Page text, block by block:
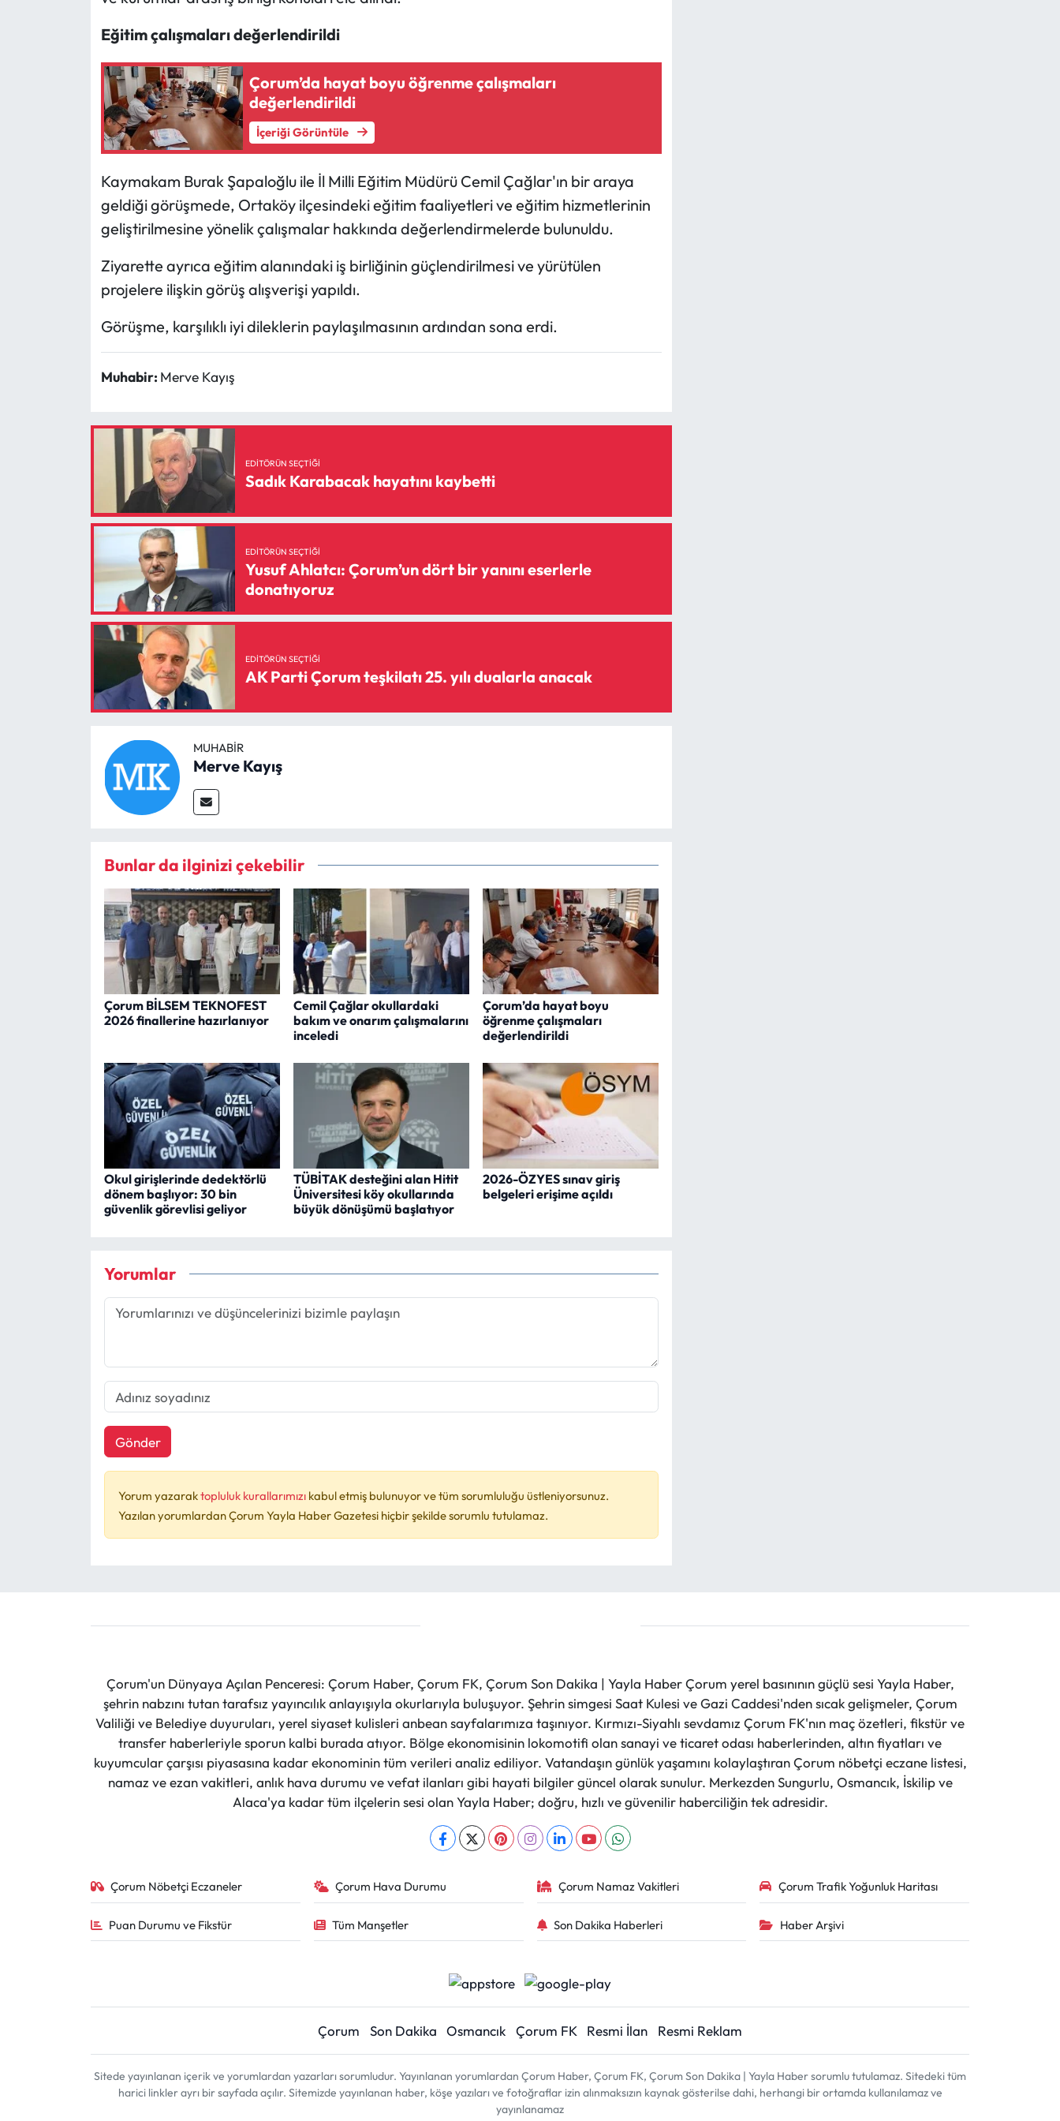
Eğitim çalışmaları değerlendirildi
Çorum’da hayat boyu öğrenme çalışmaları
değerlendirildi
İçeriği Görüntüle
Kaymakam Burak Şapaloğlu ile İl Milli Eğitim Müdürü Cemil Çağlar'ın bir araya
geldiği görüşmede, Ortaköy ilçesindeki eğitim faaliyetleri ve eğitim hizmetlerinin
geliştirilmesine yönelik çalışmalar hakkında değerlendirmelerde bulunuldu.
Ziyarette ayrıca eğitim alanındaki iş birliğinin güçlendirilmesi ve yürütülen
projelere ilişkin görüş alışverişi yapıldı.
Görüşme, karşılıklı iyi dileklerin paylaşılmasının ardından sona erdi.
Muhabir: Merve Kayış
EDITÖRÜN SEÇTIĞI
Sadık Karabacak hayatını kaybetti
EDITÖRÜN SEÇTIĞI
Yusuf Ahlatcı: Çorum’un dört bir yanını eserlerle
donatıyoruz
EDITÖRÜN SEÇTIĞI
AK Parti Çorum teşkilatı 25. yılı dualarla anacak
MUHABIR
Merve Kayış
Bunlar da ilginizi çekebilir
Çorum BİLSEM TEKNOFEST
2026 finallerine hazırlanıyor
Cemil Çağlar okullardaki
bakım ve onarım çalışmalarını
inceledi
Çorum’da hayat boyu
öğrenme çalışmaları
değerlendirildi
Okul girişlerinde dedektörlü
dönem başlıyor: 30 bin
güvenlik görevlisi geliyor
TÜBİTAK desteğini alan Hitit
Üniversitesi köy okullarında
büyük dönüşümü başlatıyor
2026-ÖZYES sınav giriş
belgeleri erişime açıldı
Yorumlar
Gönder
Yorum yazaraktopluluk kurallarımızı kabul etmiş bulunuyor ve tüm sorumluluğu üstleniyorsunuz.
Yazılan yorumlardan Çorum Yayla Haber Gazetesi hiçbir şekilde sorumlu tutulamaz.
Çorum'un Dünyaya Açılan Penceresi: Çorum Haber, Çorum FK, Çorum Son Dakika | Yayla Haber Çorum yerel basınının güçlü sesi Yayla Haber,
şehrin nabzını tutan tarafsız yayıncılık anlayışıyla okurlarıyla buluşuyor. Şehrin simgesi Saat Kulesi ve Gazi Caddesi'nden sıcak gelişmeler, Çorum
Valiliği ve Belediye duyuruları, yerel siyaset kulisleri anbean sayfalarımıza taşınıyor. Kırmızı-Siyahlı sevdamız Çorum FK'nın maç özetleri, fikstür ve
transfer haberleriyle sporun kalbi burada atıyor. Bölge ekonomisinin lokomotifi olan sanayi ve ticaret odası haberlerinden, altın fiyatları ve
kuyumcular çarşısı piyasasına kadar ekonominin tüm verileri analiz ediliyor. Vatandaşın günlük yaşamını kolaylaştıran Çorum nöbetçi eczane listesi,
namaz ve ezan vakitleri, anlık hava durumu ve vefat ilanları gibi hayati bilgiler güncel olarak sunulur. Merkezden Sungurlu, Osmancık, İskilip ve
Alaca'ya kadar tüm ilçelerin sesi olan Yayla Haber; doğru, hızlı ve güvenilir haberciliğin tek adresidir.
Çorum Nöbetçi Eczaneler Çorum Hava Durumu Çorum Namaz Vakitleri Çorum Trafik Yoğunluk Haritası
Puan Durumu ve Fikstür Tüm Manşetler Son Dakika Haberleri Haber Arşivi
Çorum Son Dakika Osmancık Çorum FK Resmi İlan Resmi Reklam
Sitede yayınlanan içerik ve yorumlardan yazarları sorumludur. Yayınlanan yorumlardan Çorum Haber, Çorum FK, Çorum Son Dakika | Yayla Haber sorumlu tutulamaz. Sitedeki tüm
harici linkler ayrı bir sayfada açılır. Sitemizde yayınlanan haber, köşe yazıları ve fotoğraflar izin alınmaksızın kaynak gösterilse dahi, herhangi bir ortamda kullanılamaz ve
yayınlanamaz
Mecitözü Haberleri
Oğuzlar Haberleri
Ortaköy Haberleri
Osmancık Haberleri
Resmi İlan
Resmi Reklam
Sungurlu Haberleri
Uğurludağ Haberleri
Yayla Haber
Yemek Tarifleri
Yerel Haberler